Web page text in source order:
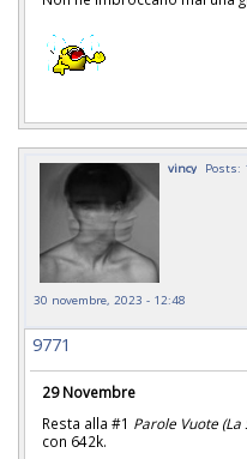
vincy Posts:
30 novembre, 2023 - 12:48
9771
29 Novembre
Resta alla #1 Parole Vuote (La
con 642k.